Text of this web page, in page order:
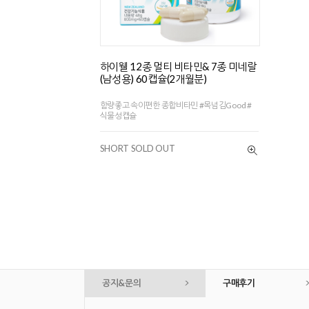
하이웰 12종 멀티 비타민& 7종 미네랄
(남성용) 60캡슐(2개월분)
함량좋고 속이편한 종합비타민 #목넘김Good #
식물성캡슐
SHORT SOLD OUT
공지&문의 구매후기